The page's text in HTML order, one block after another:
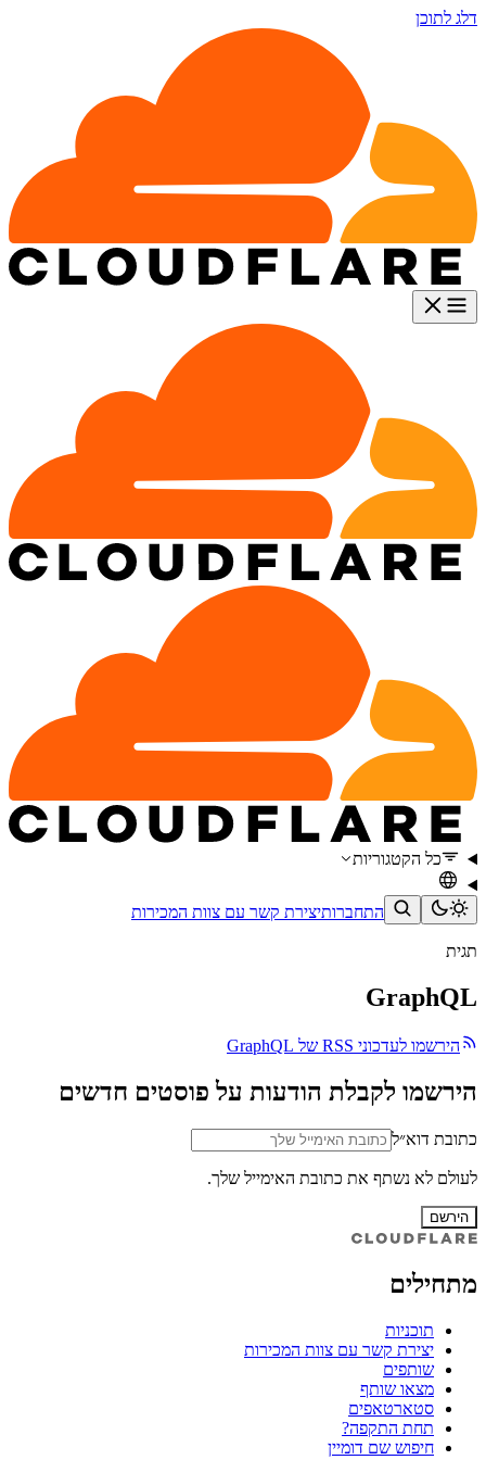
דלג לתוכן
כל הקטגוריות
התחברותיצירת קשר עם צוות המכירות
תגית
GraphQL
הירשמו לעדכוני RSS של GraphQL
הירשמו לקבלת הודעות על פוסטים חדשים
כתובת דוא״ל
לעולם לא נשתף את כתובת האימייל שלך.
הירשם
מתחילים
תוכניות
יצירת קשר עם צוות המכירות
שותפים
מצאו שותף
סטארטאפים
תחת התקפה?
חיפוש שם דומיין